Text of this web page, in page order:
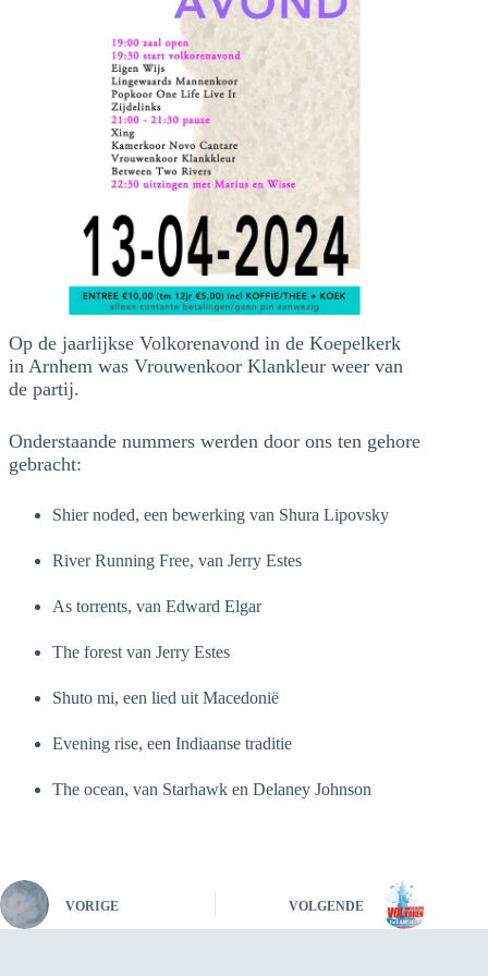
Op de jaarlijkse Volkorenavond in de Koepelkerk
in Arnhem was Vrouwenkoor Klankleur weer van
de partij.
Onderstaande nummers werden door ons ten gehore
gebracht:
Shier noded, een bewerking van Shura Lipovsky
River Running Free, van Jerry Estes
As torrents, van Edward Elgar
The forest van Jerry Estes
Shuto mi, een lied uit Macedonië
Evening rise, een Indiaanse traditie
The ocean, van Starhawk en Delaney Johnson
VORIGE VOLGENDE